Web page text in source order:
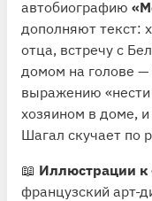
автобиографию
дополняют текст:
отца, встречу с
домом на голове —
выражению «нести
хозяином в доме,
Шагал скучает по
📖 Иллюстрации
французский арт-